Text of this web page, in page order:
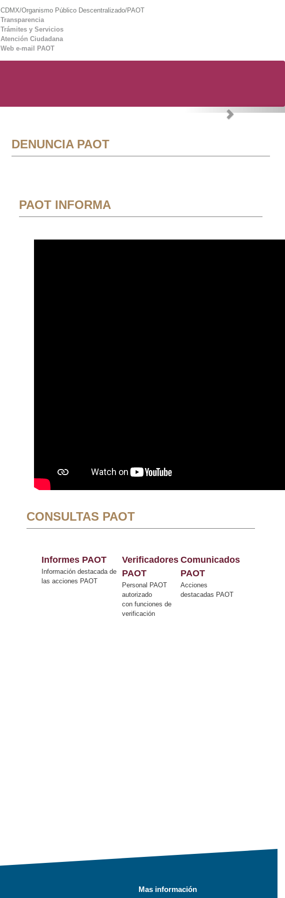
CDMX/Organismo Público Descentralizado/PAOT
Transparencia
Trámites y Servicios
Atención Ciudadana
Web e-mail PAOT
Next
DENUNCIA PAOT
PAOT INFORMA
CONSULTAS PAOT
Informes PAOT
Información destacada de
las acciones PAOT
Verificadores
PAOT
Personal PAOT
autorizado
con funciones de
verificación
Comunicados
PAOT
Acciones
destacadas PAOT
Mas información